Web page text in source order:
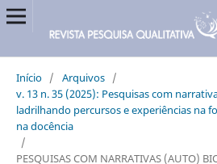
Início / Arquivos /
v. 13 n. 35 (2025): Pesquisas com
ladrilhando percursos e experiências na
na docência
/
PESQUISAS COM NARRATIVAS (AUTO)